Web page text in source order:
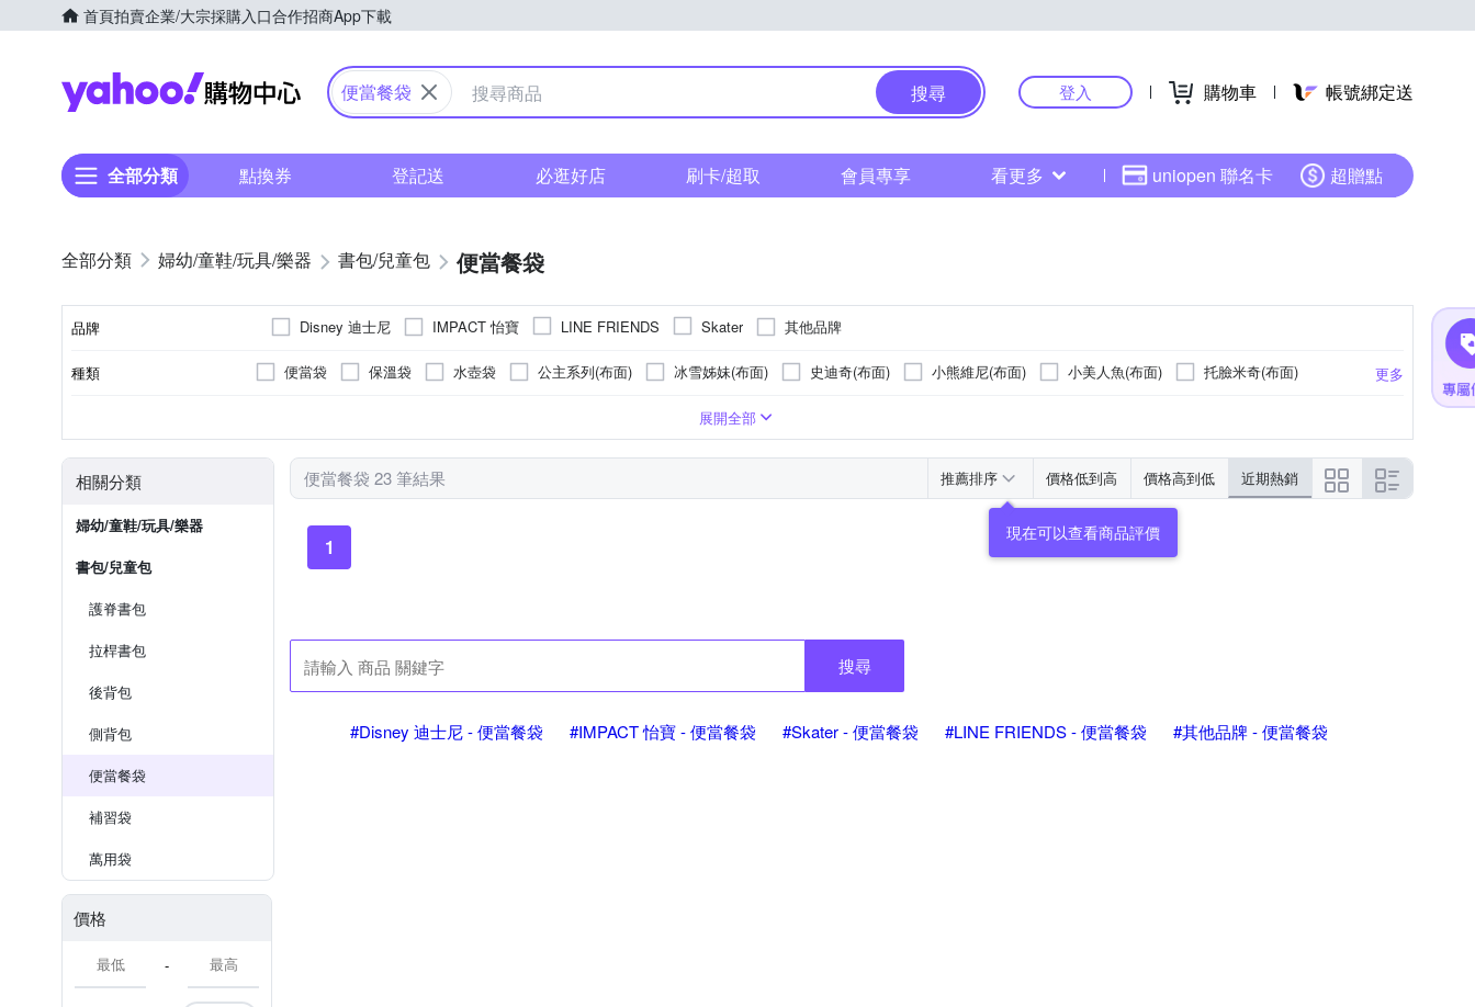
首頁拍賣企業/大宗採購入口合作招商App下載
Yahoo購物中心
便當餐袋 搜尋 登入 購物車 帳號綁定送
全部分類 點換券 登記送 必逛好店 刷卡/超取 會員專享 看更多 uniopen 聯名卡 超贈點
婦幼/童鞋/玩具/樂器 書包/兒童包 便當餐袋
品牌 Disney 迪士尼 IMPACT 怡寶 LINE FRIENDS Skater 其他品牌
種類 更多
便當袋 保溫袋 水壺袋 公主系列(布面) 冰雪姊妹(布面) 史迪奇(布面) 小熊維尼(布面) 小美人魚(布面)
托臉米奇(布面)
米妮(布面)
閃電麥坤(布面)
展開全部
相關分類
婦幼/童鞋/玩具/樂器
書包/兒童包
護脊書包
拉桿書包
後背包
側背包
便當餐袋
補習袋
萬用袋
價格
-
便當餐袋 23 筆結果 推薦排序 價格低到高 價格高到低 近期熱銷
現在可以查看商品評價
1
搜尋
#Disney 迪士尼 - 便當餐袋 #IMPACT 怡寶 - 便當餐袋 #Skater - 便當餐袋 #LINE FRIENDS - 便當餐袋 #其他品牌 - 便當餐袋